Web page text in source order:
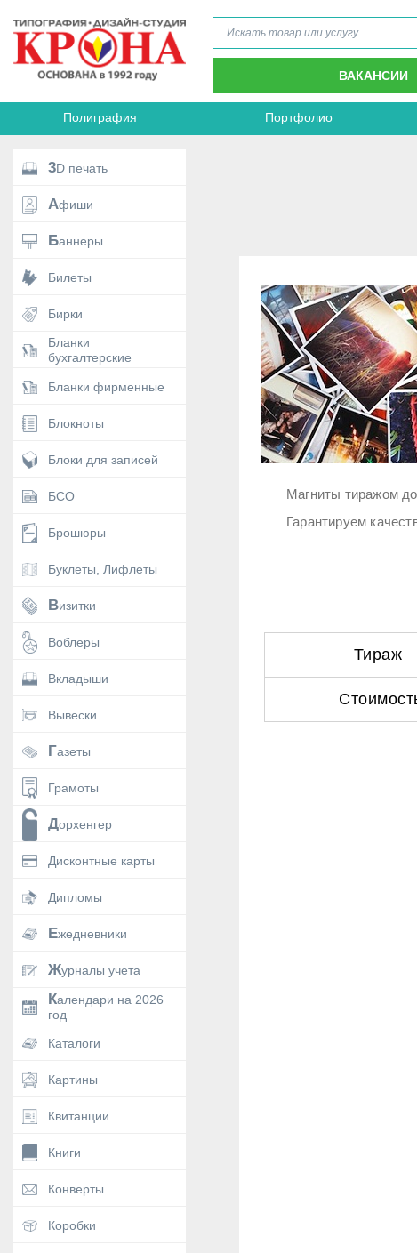
ВАКАНСИИ
Полиграфия Портфолио
3D печать
Афиши
Баннеры
Билеты
Бирки
Бланки
бухгалтерские
Бланки фирменные
Блокноты
Блоки для записей
БСО
Брошюры
Буклеты, Лифлеты
Визитки
Воблеры
Вкладыши
Вывески
Газеты
Грамоты
Дорхенгер
Дисконтные карты
Дипломы
Ежедневники
Журналы учета
Календари на 2026
год
Каталоги
Картины
Квитанции
Книги
Конверты
Коробки
Магниты тиражом
Гарантируем
Тираж